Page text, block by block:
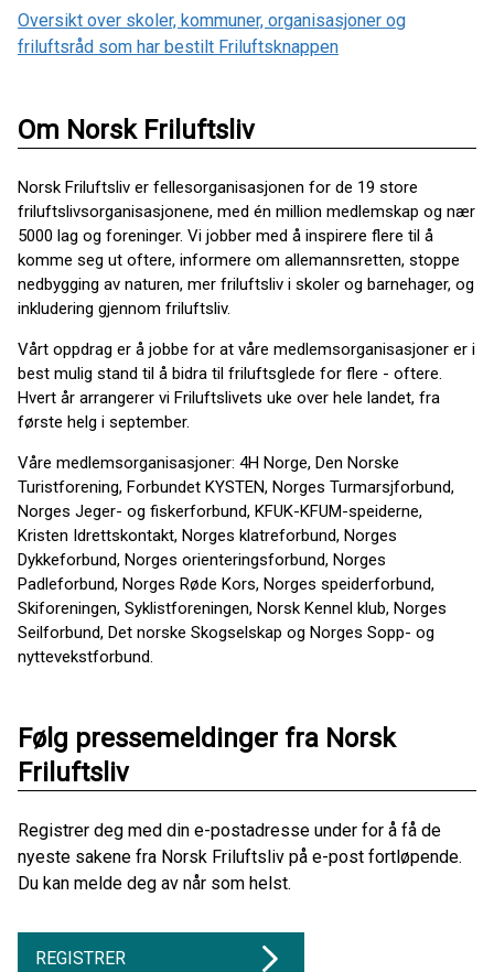
Oversikt over skoler, kommuner, organisasjoner og
friluftsråd som har bestilt Friluftsknappen
Om Norsk Friluftsliv
Norsk Friluftsliv er fellesorganisasjonen for de 19 store
friluftslivsorganisasjonene, med én million medlemskap og nær
5000 lag og foreninger. Vi jobber med å inspirere flere til å
komme seg ut oftere, informere om allemannsretten, stoppe
nedbygging av naturen, mer friluftsliv i skoler og barnehager, og
inkludering gjennom friluftsliv.
Vårt oppdrag er å jobbe for at våre medlemsorganisasjoner er i
best mulig stand til å bidra til friluftsglede for flere - oftere.
Hvert år arrangerer vi Friluftslivets uke over hele landet, fra
første helg i september.
Våre medlemsorganisasjoner: 4H Norge, Den Norske
Turistforening, Forbundet KYSTEN, Norges Turmarsjforbund,
Norges Jeger- og fiskerforbund, KFUK-KFUM-speiderne,
Kristen Idrettskontakt, Norges klatreforbund, Norges
Dykkeforbund, Norges orienteringsforbund, Norges
Padleforbund, Norges Røde Kors, Norges speiderforbund,
Skiforeningen, Syklistforeningen, Norsk Kennel klub, Norges
Seilforbund, Det norske Skogselskap og Norges Sopp- og
nyttevekstforbund.
Følg pressemeldinger fra Norsk
Friluftsliv
Registrer deg med din e-postadresse under for å få de
nyeste sakene fra Norsk Friluftsliv på e-post fortløpende.
Du kan melde deg av når som helst.
REGISTRER